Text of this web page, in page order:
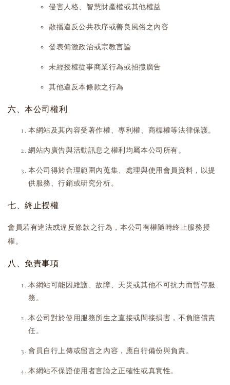
侵害人格、智慧財產權或其他權益
散播違反公共秩序或善良風俗之內容
發表偏激政治或宗教言論
未經授權從事商業行為或招攬廣告
其他違反本條款之行為
六、本公司權利
本網站及其內容受著作權、專利權、商標權等法律保護。
網站內廣告與活動訊息之權利均屬本公司所有。
本公司得於合理範圍內蒐集、處理與使用會員資料，以提
供服務、行銷或研究分析。
七、終止授權
會員若有違法或違反條款之行為，本公司有權隨時終止服務授
權。
八、免責事項
本網站可能因維護、故障、天災或其他不可抗力而暫停服
務。
本公司對於使用服務所生之直接或間接損害，不負賠償責
任。
會員自行上傳或留言之內容，應自行備份與負責。
本網站不保證使用者言論之正確性或真實性。